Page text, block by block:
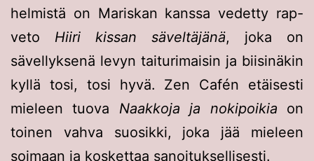
helmistä on Mariskan kanssa vedetty rap-
veto Hiiri kissan säveltäjänä, joka on
sävellyksenä levyn taiturimaisin ja biisinäkin
kyllä tosi, tosi hyvä. Zen Cafén etäisesti
mieleen tuova Naakkoja ja nokipoikia on
toinen vahva suosikki, joka jää mieleen
soimaan ja koskettaa sanoituksellisesti.